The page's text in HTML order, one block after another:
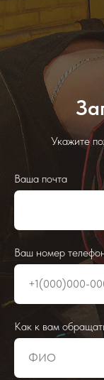
Укажите
Ваша почта
Ваш номер
Как к вам